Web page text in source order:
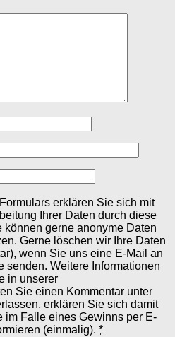
erklären Sie sich mit
Ihrer Daten durch diese
gerne anonyme Daten
Gerne löschen wir Ihre Daten
wenn Sie uns eine E-Mail an
senden. Weitere Informationen
in unserer
Sie einen Kommentar unter
erklären Sie sich damit
im Falle eines Gewinns per E-
(einmalig). *